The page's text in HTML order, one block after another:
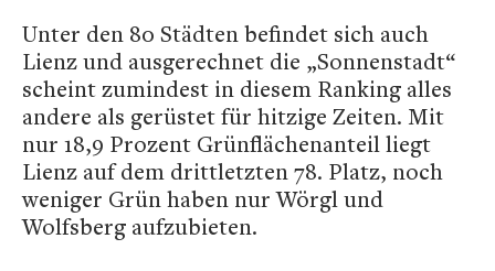
Unter den 80 Städten befindet sich auch
Lienz und ausgerechnet die „Sonnenstadt“
scheint zumindest in diesem Ranking alles
andere als gerüstet für hitzige Zeiten. Mit
nur 18,9 Prozent Grünflächenanteil liegt
Lienz auf dem drittletzten 78. Platz, noch
weniger Grün haben nur Wörgl und
Wolfsberg aufzubieten.